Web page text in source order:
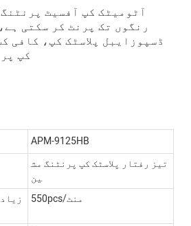
رنگوں تک پرنٹ کر سکتی
ڈسپوزایبل پلاسٹک کپ، کافی
کپ
APM-9125HB
تیز رفتار پلاسٹک کپ پرنٹنگ مش
ین
550pcs/منٹ